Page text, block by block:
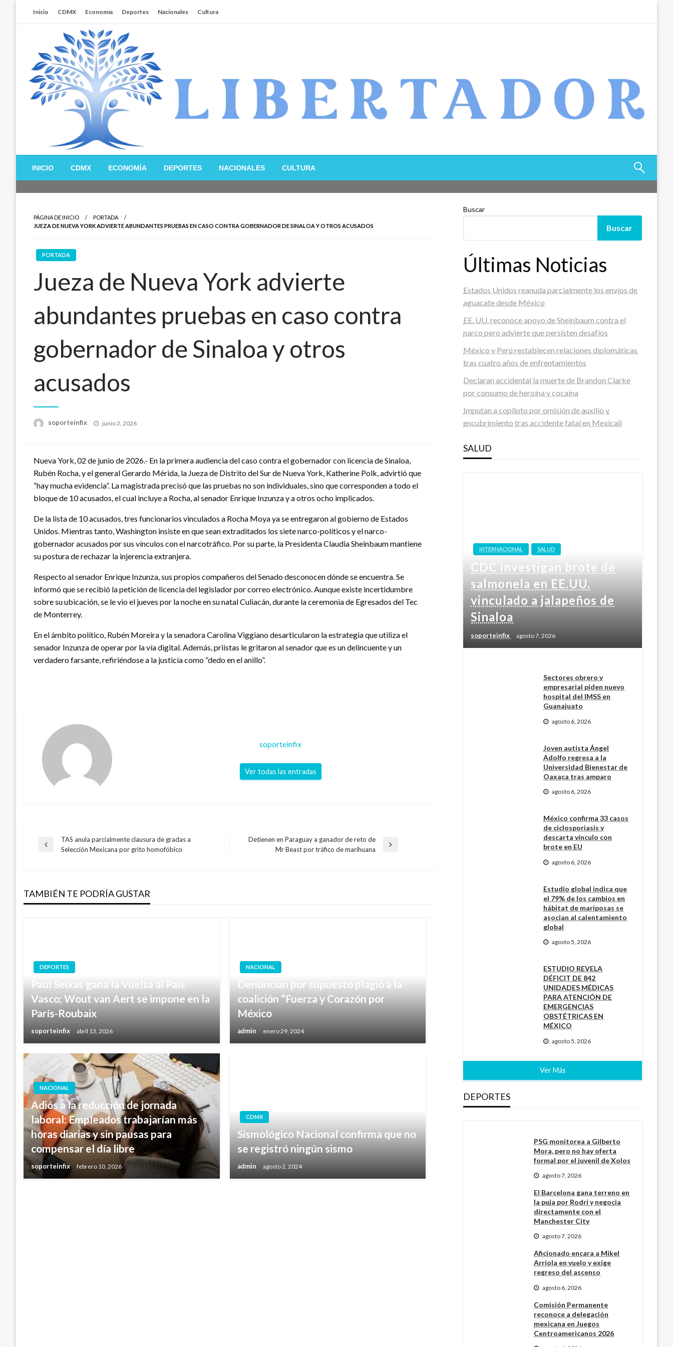
Inicio CDMX Economía Deportes Nacionales Cultura
Libertador MX
INICIO CDMX ECONOMÍA DEPORTES NACIONALES CULTURA
PÁGINA DE INICIO
PORTADA
JUEZA DE NUEVA YORK ADVIERTE ABUNDANTES PRUEBAS EN CASO CONTRA GOBERNADOR DE SINALOA Y OTROS ACUSADOS
PORTADA
Jueza de Nueva York advierte
abundantes pruebas en caso contra
gobernador de Sinaloa y otros
acusados
soporteinfix
Publicado
junio 2, 2026
Nueva York, 02 de junio de 2026.- En la primera audiencia del caso contra el gobernador con licencia de Sinaloa,
Rubén Rocha, y el general Gerardo Mérida, la Jueza de Distrito del Sur de Nueva York, Katherine Polk, advirtió que
“hay mucha evidencia”. La magistrada precisó que las pruebas no son individuales, sino que corresponden a todo el
bloque de 10 acusados, el cual incluye a Rocha, al senador Enrique Inzunza y a otros ocho implicados.
De la lista de 10 acusados, tres funcionarios vinculados a Rocha Moya ya se entregaron al gobierno de Estados
Unidos. Mientras tanto, Washington insiste en que sean extraditados los siete narco-políticos y el narco-
gobernador acusados por sus vínculos con el narcotráfico. Por su parte, la Presidenta Claudia Sheinbaum mantiene
su postura de rechazar la injerencia extranjera.
Respecto al senador Enrique Inzunza, sus propios compañeros del Senado desconocen dónde se encuentra. Se
informó que se recibió la petición de licencia del legislador por correo electrónico. Aunque existe incertidumbre
sobre su ubicación, se le vio el jueves por la noche en su natal Culiacán, durante la ceremonia de Egresados del Tec
de Monterrey.
En el ámbito político, Rubén Moreira y la senadora Carolina Viggiano desarticularon la estrategia que utiliza el
senador Inzunza de operar por la vía digital. Además, priistas le gritaron al senador que es un delincuente y un
verdadero farsante, refiriéndose a la justicia como “dedo en el anillo”.
soporteinfix
Ver todas las entradas
Navegación
entradas
Entrada
TAS anula parcialmente clausura de gradas a
Selección Mexicana por grito homofóbico
Detienen en Paraguay a ganador de reto de
Mr Beast por tráfico de marihuana
TAMBIÉN TE PODRÍA GUSTAR
DEPORTES
Paul Seixas gana la Vuelta al País
Vasco; Wout van Aert se impone en la
París-Roubaix
soporteinfix abril 13, 2026
NACIONAL
Denuncian por supuesto plagio a la
coalición “Fuerza y Corazón por
México
admin enero 29, 2024
NACIONAL
Adiós a la reducción de jornada
laboral: Empleados trabajarían más
horas diarias y sin pausas para
compensar el día libre
soporteinfix febrero 10, 2026
CDMX
Sismológico Nacional confirma que no
se registró ningún sismo
admin agosto 2, 2024
Buscar
Buscar
Últimas Noticias
Estados Unidos reanuda parcialmente los envíos de
aguacate desde México
EE. UU. reconoce apoyo de Sheinbaum contra el
narco pero advierte que persisten desafíos
México y Perú restablecen relaciones diplomáticas
tras cuatro años de enfrentamientos
Declaran accidental la muerte de Brandon Clarke
por consumo de heroína y cocaína
Imputan a copiloto por omisión de auxilio y
encubrimiento tras accidente fatal en Mexicali
SALUD
INTERNACIONAL SALUD
CDC investigan brote de
salmonela en EE.UU.
vinculado a jalapeños de
Sinaloa
soporteinfix agosto 7, 2026
Sectores obrero y
empresarial piden nuevo
hospital del IMSS en
Guanajuato
agosto 6, 2026
Joven autista Ángel
Adolfo regresa a la
Universidad Bienestar de
Oaxaca tras amparo
agosto 6, 2026
México confirma 33 casos
de ciclosporiasis y
descarta vínculo con
brote en EU
agosto 6, 2026
Estudio global indica que
el 79% de los cambios en
hábitat de mariposas se
asocian al calentamiento
global
agosto 5, 2026
ESTUDIO REVELA
DÉFICIT DE 842
UNIDADES MÉDICAS
PARA ATENCIÓN DE
EMERGENCIAS
OBSTÉTRICAS EN
MÉXICO
agosto 5, 2026
Ver Más
DEPORTES
PSG monitorea a Gilberto
Mora, pero no hay oferta
formal por el juvenil de Xolos
agosto 7, 2026
El Barcelona gana terreno en
la puja por Rodri y negocia
directamente con el
Manchester City
agosto 7, 2026
Aficionado encara a Mikel
Arriola en vuelo y exige
regreso del ascenso
agosto 6, 2026
Comisión Permanente
reconoce a delegación
mexicana en Juegos
Centroamericanos 2026